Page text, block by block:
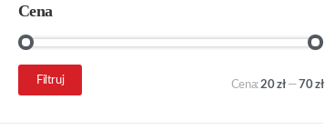
Cena
Cena
min.
Cena
maks.
Filtruj Cena:20 zł— 70 zł